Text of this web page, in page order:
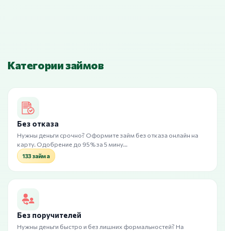
Категории займов
Без отказа
Нужны деньги срочно? Оформите займ без отказа онлайн на
карту. Одобрение до 95% за 5 мину…
133 займа
Без поручителей
Нужны деньги быстро и без лишних формальностей? На